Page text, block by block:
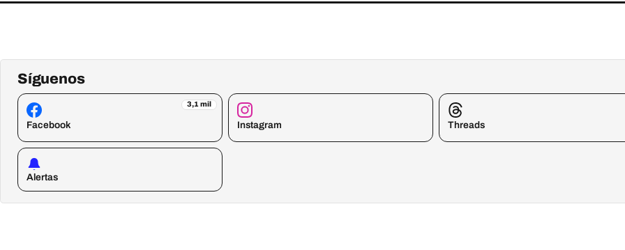
Síguenos
3,1 mil
Facebook Instagram Threads
Alertas